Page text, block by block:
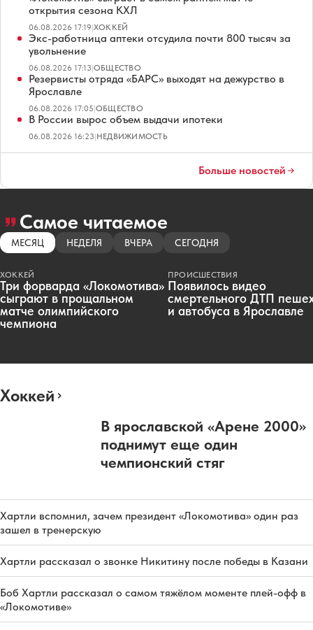
открытия сезона КХЛ
06.08.2026 17:19|ХОККЕЙ
Экс-работница аптеки отсудила почти 800 тысяч за
увольнение
06.08.2026 17:13|ОБЩЕСТВО
Резервисты отряда «БАРС» выходят на дежурство в
Ярославле
06.08.2026 17:05|ОБЩЕСТВО
В России вырос объем выдачи ипотеки
06.08.2026 16:23|НЕДВИЖИМОСТЬ
Больше новостей
Самое читаемое
МЕСЯЦ НЕДЕЛЯ ВЧЕРА СЕГОДНЯ
ХОККЕЙ
Три форварда «Локомотива»
сыграют в прощальном
матче олимпийского
чемпиона
ПРОИСШЕСТВИЯ
Появилось видео
смертельного ДТП
и автобуса в Ярославле
Хоккей
В ярославской «Арене 2000»
поднимут еще один
чемпионский стяг
Хартли вспомнил, зачем президент «Локомотива» один раз
зашел в тренерскую
Хартли рассказал о звонке Никитину после победы в Казани
Боб Хартли рассказал о самом тяжёлом моменте плей-офф в
«Локомотиве»